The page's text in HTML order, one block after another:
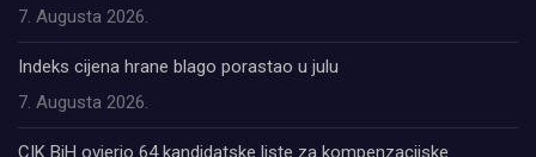
7. Augusta 2026.
Indeks cijena hrane blago porastao u julu
7. Augusta 2026.
CIK BiH ovjerio 64 kandidatske liste za kompenzacijske